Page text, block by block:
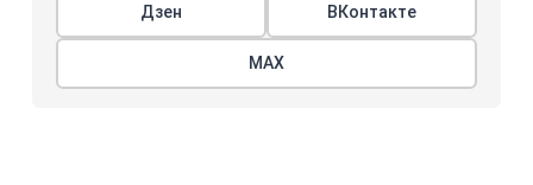
Дзен ВКонтакте
МАХ